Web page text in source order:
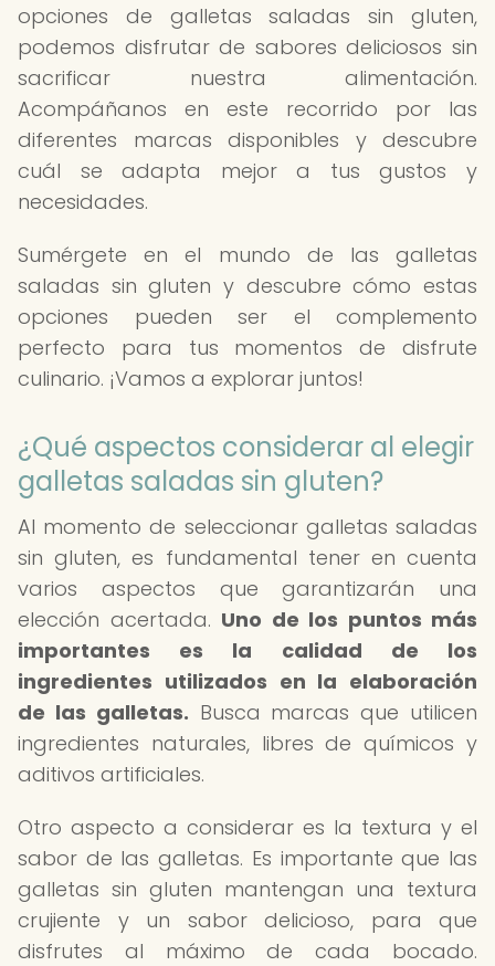
opciones de galletas saladas sin gluten,
podemos disfrutar de sabores deliciosos sin
sacrificar nuestra alimentación.
Acompáñanos en este recorrido por las
diferentes marcas disponibles y descubre
cuál se adapta mejor a tus gustos y
necesidades.
Sumérgete en el mundo de las galletas
saladas sin gluten y descubre cómo estas
opciones pueden ser el complemento
perfecto para tus momentos de disfrute
culinario. ¡Vamos a explorar juntos!
¿Qué aspectos considerar al elegir
galletas saladas sin gluten?
Al momento de seleccionar galletas saladas
sin gluten, es fundamental tener en cuenta
varios aspectos que garantizarán una
elección acertada. Uno de los puntos más
importantes es la calidad de los
ingredientes utilizados en la elaboración
de las galletas. Busca marcas que utilicen
ingredientes naturales, libres de químicos y
aditivos artificiales.
Otro aspecto a considerar es la textura y el
sabor de las galletas. Es importante que las
galletas sin gluten mantengan una textura
crujiente y un sabor delicioso, para que
disfrutes al máximo de cada bocado.